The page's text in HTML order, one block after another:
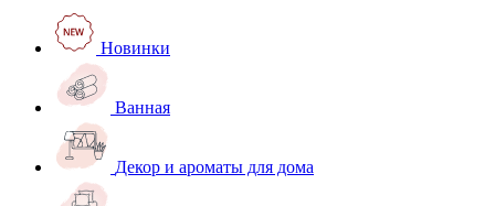
Новинки
Ванная
Декор и ароматы для дома